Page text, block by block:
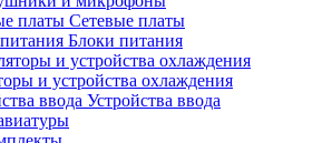
Сетевые платы
Блоки питания
и устройства охлаждения
Устройства ввода